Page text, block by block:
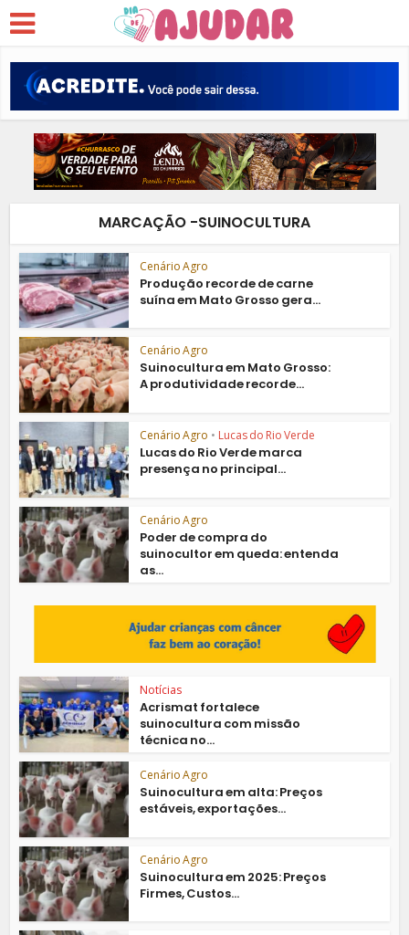
MARCAÇÃO -SUINOCULTURA
Cenário Agro
Produção recorde de carne
suína em Mato Grosso gera...
Cenário Agro
Suinocultura em Mato Grosso:
A produtividade recorde...
Cenário Agro • Lucas do Rio Verde
Lucas do Rio Verde marca
presença no principal...
Cenário Agro
Poder de compra do
suinocultor em queda: entenda
as...
Notícias
Acrismat fortalece
suinocultura com missão
técnica no...
Cenário Agro
Suinocultura em alta: Preços
estáveis, exportações...
Cenário Agro
Suinocultura em 2025: Preços
Firmes, Custos...